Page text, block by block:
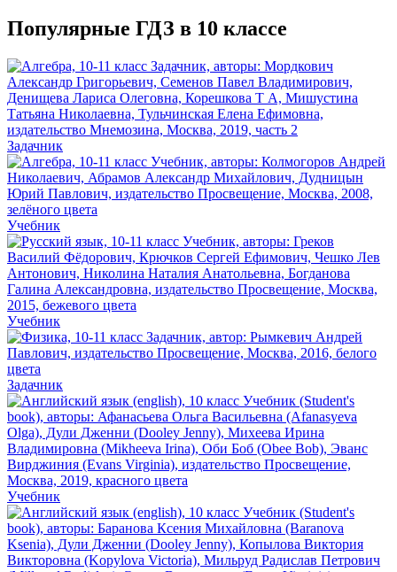
Популярные ГДЗ в 10 классе
Задачник
Учебник
Учебник
Задачник
Учебник